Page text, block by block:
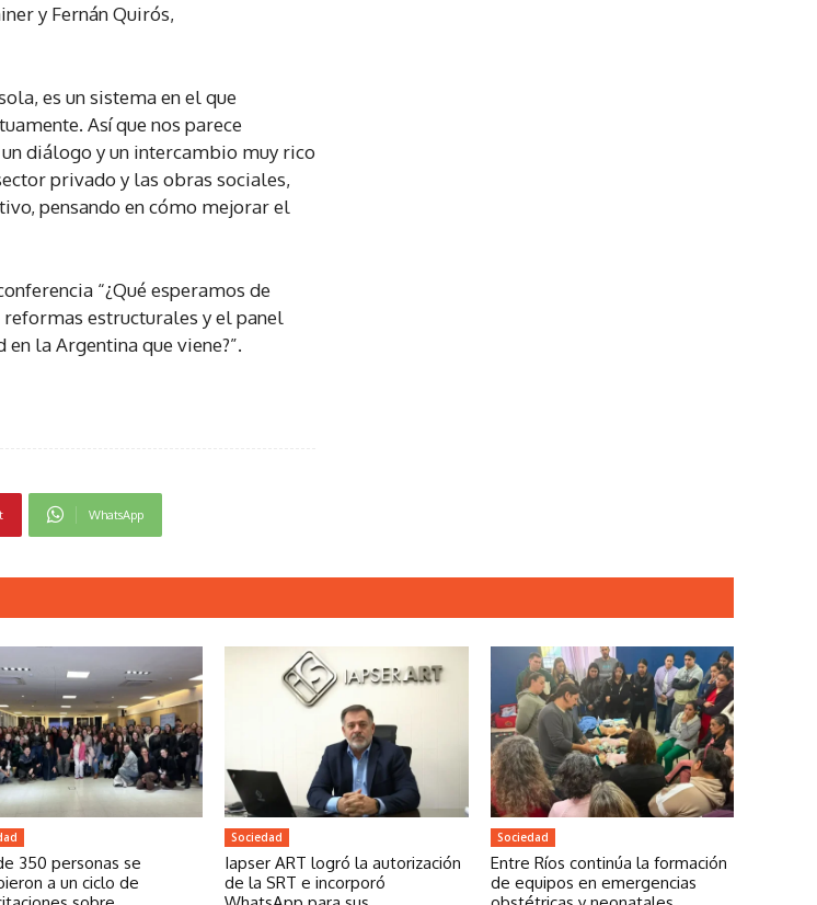
y Fernán Quirós,
es un sistema en el que
Así que nos parece
diálogo y un intercambio muy rico
privado y las obras sociales,
pensando en cómo mejorar el
“¿Qué esperamos de
estructurales y el panel
la Argentina que viene?”.
WhatsApp
350 personas se
a un ciclo de
Sociedad
Iapser ART logró la autorización
de la SRT e incorporó
Sociedad
Entre Ríos continúa la formación
de equipos en emergencias